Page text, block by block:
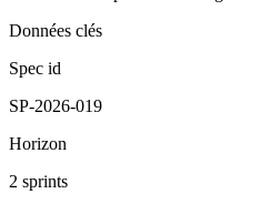
Données clés
Spec id
SP-2026-019
Horizon
2 sprints